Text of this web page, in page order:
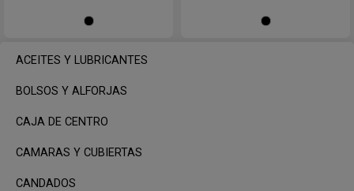
ACEITES Y LUBRICANTES
BOLSOS Y ALFORJAS
CAJA DE CENTRO
CAMARAS Y CUBIERTAS
CANDADOS